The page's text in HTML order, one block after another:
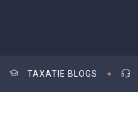
TAXATIE BLOGS